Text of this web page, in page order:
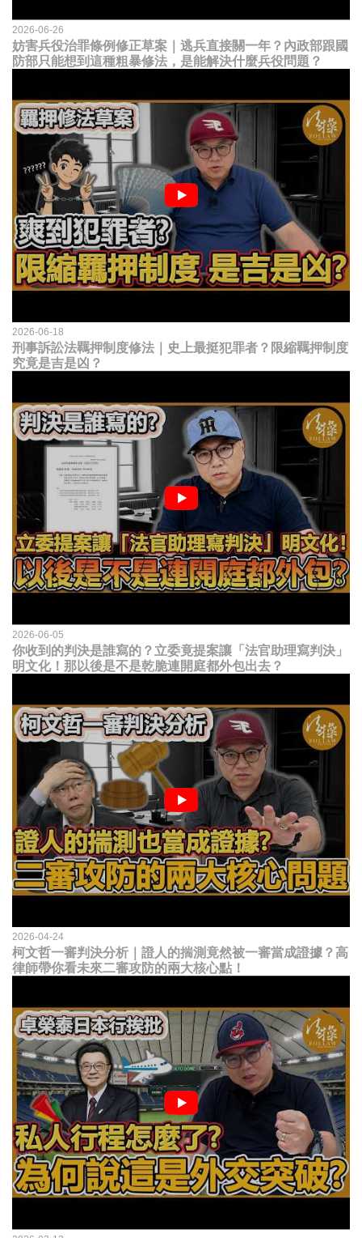
2026-06-26
妨害兵役治罪條例修正草案｜逃兵直接關一年？內政部跟國
防部只能想到這種粗暴修法，是能解決什麼兵役問題？
2026-06-18
刑事訴訟法羈押制度修法｜史上最挺犯罪者？限縮羈押制度
究竟是吉是凶？
2026-06-05
你收到的判決是誰寫的？立委竟提案讓「法官助理寫判決」
明文化！那以後是不是乾脆連開庭都外包出去？
2026-04-24
柯文哲一審判決分析｜證人的揣測竟然被一審當成證據？高
律師帶你看未來二審攻防的兩大核心點！